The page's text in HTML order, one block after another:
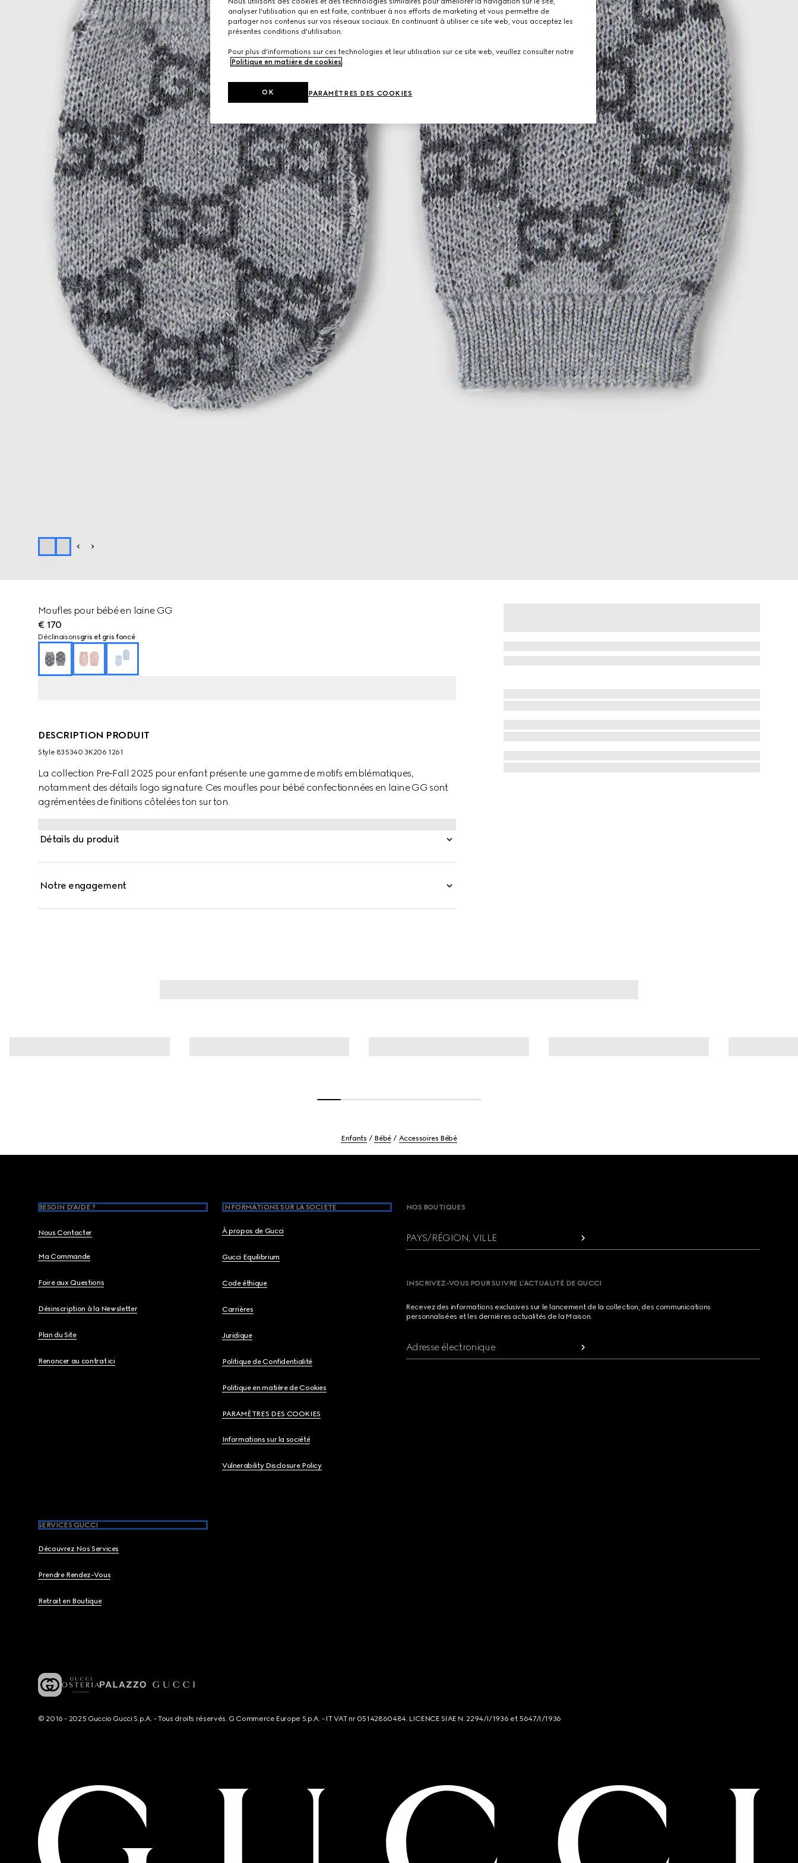
Moufles pour bébé en laine GG
€ 170
Déclinaisonsgris et gris foncé
DESCRIPTION PRODUIT
Style ‎835340 3K206 1261
La collection Pre-Fall 2025 pour enfant présente une gamme de motifs emblématiques,
notamment des détails logo signature. Ces moufles pour bébé confectionnées en laine GG sont
agrémentées de finitions côtelées ton sur ton.
Détails du produit
Notre engagement
Enfants Bébé Accessoires Bébé
BESOIN D'AIDE ?
Nous Contacter
Ma Commande
Foire aux Questions
Désinscription à la Newsletter
Plan du Site
Renoncer au contrat ici
INFORMATIONS SUR LA SOCIETE
À propos de Gucci
Gucci Equilibrium
Code éthique
Carrières
Juridique
Politique de Confidentialité
Politique en matière de Cookies
PARAMÈTRES DES COOKIES
Informations sur la société
Vulnerability Disclosure Policy
SERVICES GUCCI
Découvrez Nos Services
Prendre Rendez-Vous
Retrait en Boutique
NOS BOUTIQUES
PAYS/RÉGION, VILLE
INSCRIVEZ-VOUS POUR SUIVRE L’ACTUALITÉ DE GUCCI
Recevez des informations exclusives sur le lancement de la collection, des communications
personnalisées et les dernières actualités de la Maison.
Adresse électronique
© 2016 - 2025 Guccio Gucci S.p.A. - Tous droits réservés. G Commerce Europe S.p.A. - IT VAT nr 05142860484. LICENCE SIAE N. 2294/I/1936 et 5647/I/1936
analyser l'utilisation qui en est faite, contribuer à nos efforts de marketing et vous permettre de
partager nos contenus sur vos réseaux sociaux. En continuant à utiliser ce site web, vous acceptez les
présentes conditions d'utilisation.
Pour plus d'informations sur ces technologies et leur utilisation sur ce site web, veuillez consulter notre
Politique en matière de cookies
PARAMÈTRES DES COOKIES
OK